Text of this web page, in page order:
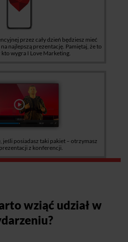
przez cały dzień będziesz mieć
najlepszą prezentację. Pamiętaj, że to
wygra I Love Marketing.
jeśli posiadasz taki pakiet – otrzymasz
z konferencji.
wziąć udział w